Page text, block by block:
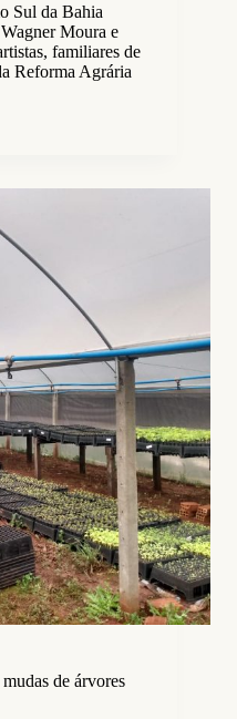
Sul da Bahia
Moura e
familiares de
Reforma Agrária
de árvores